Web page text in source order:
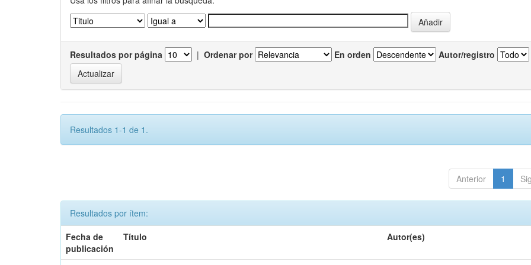
Resultados por página | Ordenar por En orden Autor/registro
Resultados 1-1 de 1.
Anterior 1
Resultados por ítem:
Fecha de
publicación
Título Autor(es)